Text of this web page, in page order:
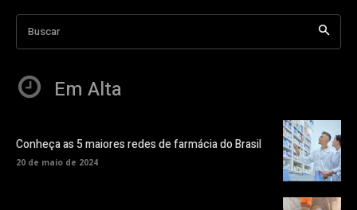
Buscar
Em Alta
Conheça as 5 maiores redes de farmácia do Brasil
20 de maio de 2024